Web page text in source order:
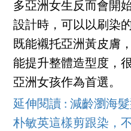
多亞洲女生反而會開
設計時，可以以刷染
既能襯托亞洲黃皮膚
能提升整體造型度，
亞洲女孩作為首選。
延伸閱讀 : 減齡瀏海
朴敏英這樣剪跟染，